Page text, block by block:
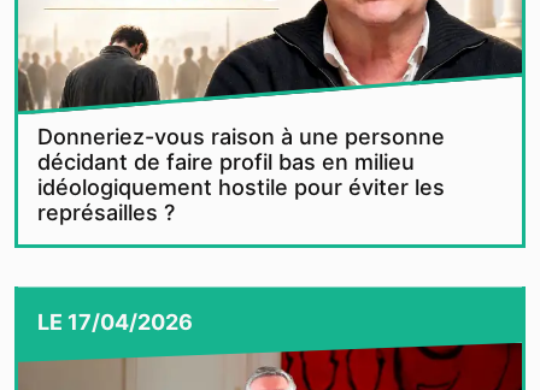
Donneriez-vous raison à une personne
décidant de faire profil bas en milieu
idéologiquement hostile pour éviter les
représailles ?
LE 17/04/2026